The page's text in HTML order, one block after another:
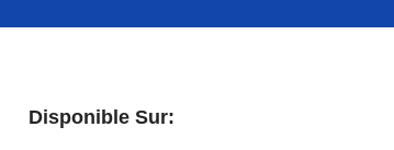
Disponible Sur: